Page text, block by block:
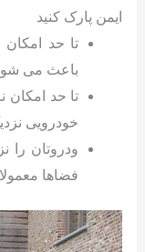
ایمن پارک کنید
تا حد امکان
باعث می
تا حد امکان
خودرویی
ودروتان را
فضاها